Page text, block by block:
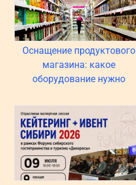
Оснащение продуктового
магазина: какое
оборудование нужно